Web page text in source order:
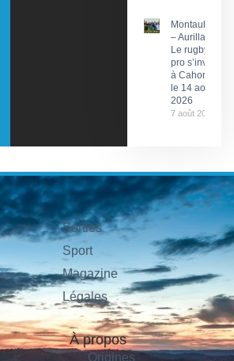
Montauban
– Aurillac :
Le rugby
pro s’invite
à Cahors
le 14 août
2026
7 août 2026
Sorties
Sport
Magazine
Légales
À propos
Origines